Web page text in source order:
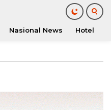
Nasional News Hotel